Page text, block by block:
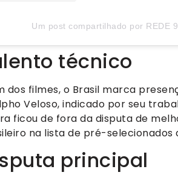
Um post compartilhado por REDE
técnico
dos filmes, o Brasil marca
Veloso, indicado por seu
ficou de fora da disputa de
na lista de pré-selecionados
principal